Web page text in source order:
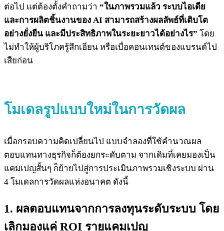
ต่อไป แต่ต้องตั้งคำถามว่า “ในภาพรวมแล้ว ระบบไอเดีย
และการผลิตชิ้นงานของ AI สามารถสร้างผลลัพธ์ที่เติบโต
อย่างยั่งยืน และมีประสิทธิภาพในระยะยาวได้อย่างไร” โดย
ไม่ทำให้ผู้บริโภครู้สึกเอียน หรือเบื่อคอนเทนต์ของแบรนด์ไป
เสียก่อน
โมเดลรูปแบบใหม่ในการวัดผล
เมื่อกรอบความคิดเปลี่ยนไป แบบจำลองที่ใช้คำนวณผล
ตอบแทนทางธุรกิจก็ต้องยกระดับตาม จากเดิมที่เคยมองเป็น
แคมเปญสั้นๆ ก็ย้ายไปสู่การประเมินภาพรวมเชิงระบบ ผ่าน
4 โมเดลการวัดผลแห่งอนาคต ดังนี้
1. ผลตอบแทนจากการลงทุนระดับระบบ โดย
เลิกมองแค่ ROI รายแคมเปญ